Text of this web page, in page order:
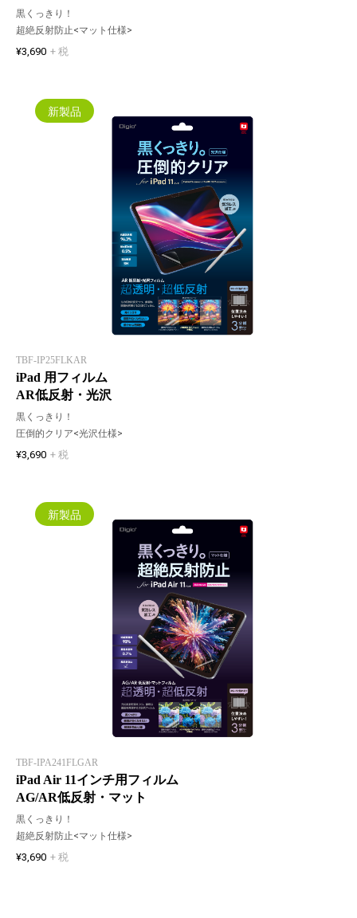
黒くっきり！
超絶反射防止<マット仕様>
¥3,690 + 税
新製品
TBF-IP25FLKAR
iPad 用フィルム
AR低反射・光沢
黒くっきり！
圧倒的クリア<光沢仕様>
¥3,690 + 税
新製品
TBF-IPA241FLGAR
iPad Air 11インチ用フィルム
AG/AR低反射・マット
黒くっきり！
超絶反射防止<マット仕様>
¥3,690 + 税